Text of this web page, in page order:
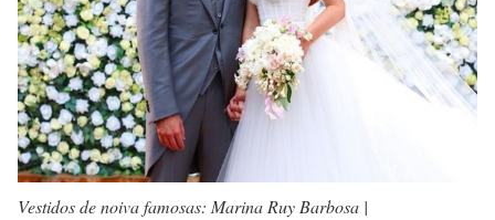
Vestidos de noiva famosas: Marina Ruy Barbosa |